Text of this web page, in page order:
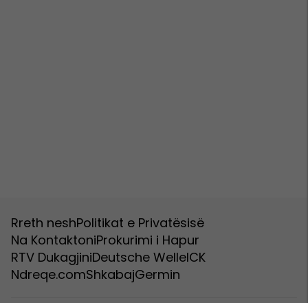
Rreth neshPolitikat e Privatësisë
Na KontaktoniProkurimi i Hapur
RTV DukagjiniDeutsche WelleICK
Ndreqe.comShkabajGermin